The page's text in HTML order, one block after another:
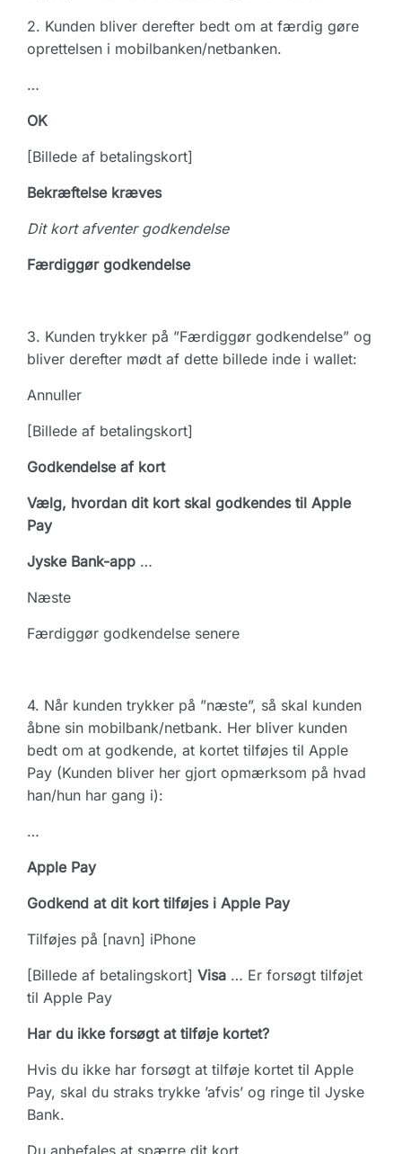
2. Kunden bliver derefter bedt om at færdig gøre
oprettelsen i mobilbanken/netbanken.
…
OK
[Billede af betalingskort]
Bekræftelse kræves
Dit kort afventer godkendelse
Færdiggør godkendelse
3. Kunden trykker på ”Færdiggør godkendelse” og
bliver derefter mødt af dette billede inde i wallet:
Annuller
[Billede af betalingskort]
Godkendelse af kort
Vælg, hvordan dit kort skal godkendes til Apple
Pay
Jyske Bank-app …
Næste
Færdiggør godkendelse senere
4. Når kunden trykker på ”næste”, så skal kunden
åbne sin mobilbank/netbank. Her bliver kunden
bedt om at godkende, at kortet tilføjes til Apple
Pay (Kunden bliver her gjort opmærksom på hvad
han/hun har gang i):
…
Apple Pay
Godkend at dit kort tilføjes i Apple Pay
Tilføjes på [navn] iPhone
[Billede af betalingskort] Visa … Er forsøgt tilføjet
til Apple Pay
Har du ikke forsøgt at tilføje kortet?
Hvis du ikke har forsøgt at tilføje kortet til Apple
Pay, skal du straks trykke ’afvis’ og ringe til Jyske
Bank.
Du anbefales at spærre dit kort.